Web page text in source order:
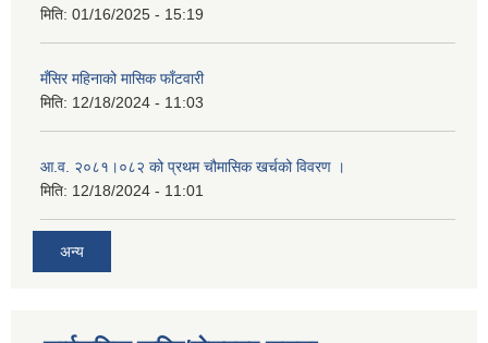
मिति: 01/16/2025 - 15:19
मँसिर महिनाको मासिक फाँटवारी
मिति: 12/18/2024 - 11:03
आ.व. २०८१।०८२ को प्रथम चौमासिक खर्चको विवरण ।
मिति: 12/18/2024 - 11:01
अन्य